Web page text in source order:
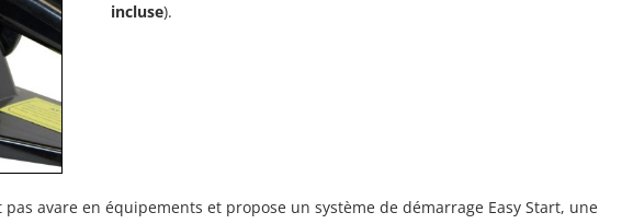
incluse).
pas avare en équipements et propose un système de démarrage Easy Start, une